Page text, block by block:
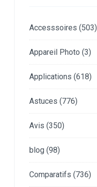
Accesssoires (503)
Appareil Photo (3)
Applications (618)
Astuces (776)
Avis (350)
blog (98)
Comparatifs (736)